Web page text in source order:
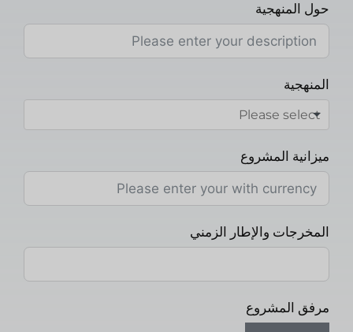
حول المنهجية
المنهجية
ميزانية المشروع
المخرجات والإطار الزمني
مرفق المشروع